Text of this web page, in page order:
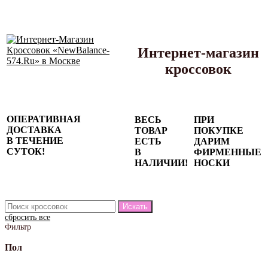
Интернет-магазин
кроссовок
ОПЕРАТИВНАЯ
ДОСТАВКА
В ТЕЧЕНИЕ
СУТОК!
ВЕСЬ
ТОВАР
ЕСТЬ
В
НАЛИЧИИ!
ПРИ
ПОКУПКЕ
ДАРИМ
ФИРМЕННЫЕ
НОСКИ
сбросить все
Фильтр
Пол